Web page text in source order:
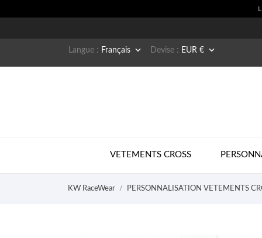
Langue : Français  Devise : EUR € 
VETEMENTS CROSS
KW RaceWear PERSONNALISATION VETEMENTS